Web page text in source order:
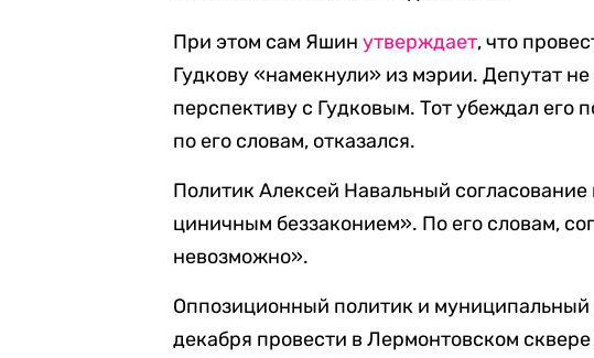
При этом сам Яшинутверждает, что
Гудкову «намекнули» из мэрии. Депутат
перспективу с Гудковым. Тот убеждал его
по его словам, отказался.
Политик Алексей Навальный согласование
циничным беззаконием». По его словам,
невозможно».
Оппозиционный политик и
декабря провести в Лермонтовском